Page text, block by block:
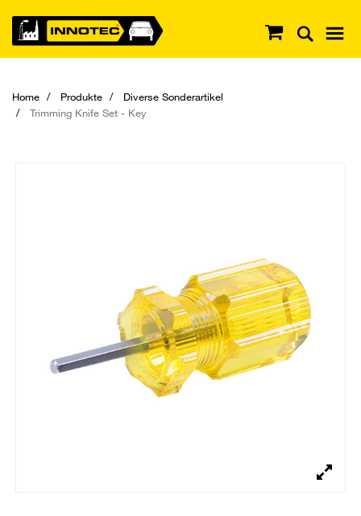
Home Produkte
Diverse Sonderartikel
Trimming Knife Set - Key